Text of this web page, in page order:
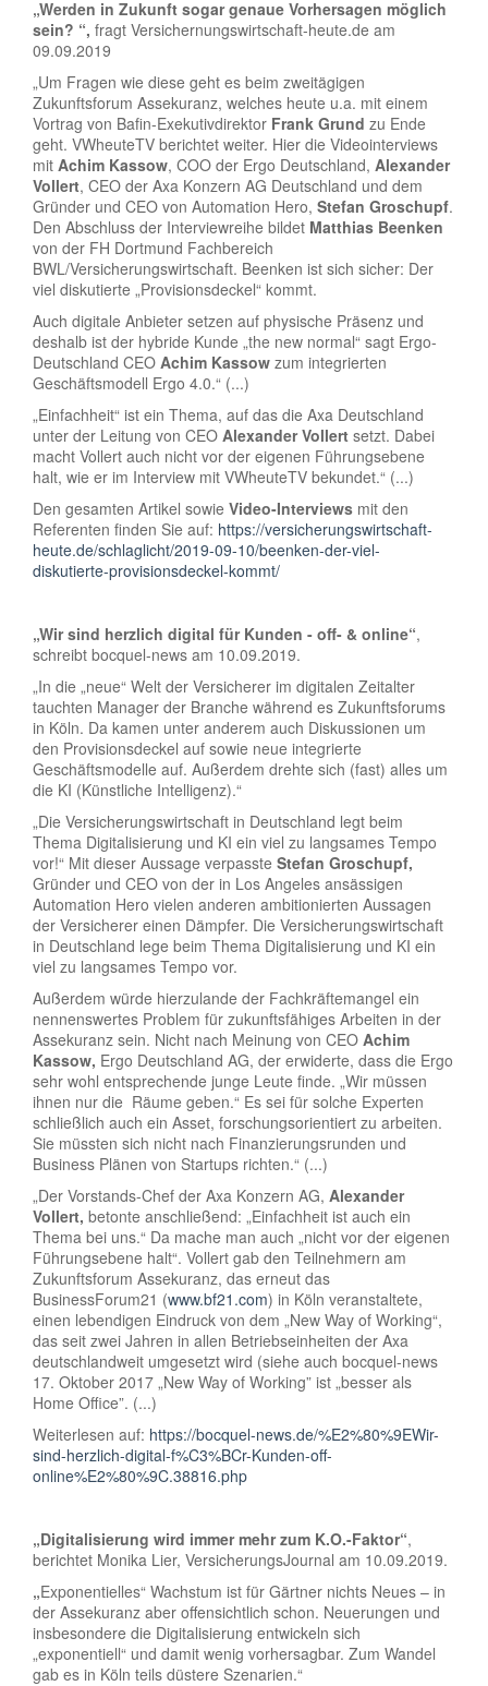
„Werden in Zukunft sogar genaue Vorhersagen möglich
sein? “, fragt Versichernungswirtschaft-heute.de am
09.09.2019
„Um Fragen wie diese geht es beim zweitägigen
Zukunftsforum Assekuranz, welches heute u.a. mit einem
Vortrag von Bafin-Exekutivdirektor Frank Grund zu Ende
geht. VWheuteTV berichtet weiter. Hier die Videointerviews
mit Achim Kassow, COO der Ergo Deutschland, Alexander
Vollert, CEO der Axa Konzern AG Deutschland und dem
Gründer und CEO von Automation Hero, Stefan Groschupf.
Den Abschluss der Interviewreihe bildet Matthias Beenken
von der FH Dortmund Fachbereich
BWL/Versicherungswirtschaft. Beenken ist sich sicher: Der
viel diskutierte „Provisionsdeckel“ kommt.
Auch digitale Anbieter setzen auf physische Präsenz und
deshalb ist der hybride Kunde „the new normal“ sagt Ergo-
Deutschland CEO Achim Kassow zum integrierten
Geschäftsmodell Ergo 4.0.“ (...)
„Einfachheit“ ist ein Thema, auf das die Axa Deutschland
unter der Leitung von CEO Alexander Vollert setzt. Dabei
macht Vollert auch nicht vor der eigenen Führungsebene
halt, wie er im Interview mit VWheuteTV bekundet.“ (...)
Den gesamten Artikel sowie Video-Interviews mit den
Referenten finden Sie auf: https://versicherungswirtschaft-
heute.de/schlaglicht/2019-09-10/beenken-der-viel-
diskutierte-provisionsdeckel-kommt/
„Wir sind herzlich digital für Kunden - off- & online“,
schreibt bocquel-news am 10.09.2019.
„In die „neue“ Welt der Versicherer im digitalen Zeitalter
tauchten Manager der Branche während es Zukunftsforums
in Köln. Da kamen unter anderem auch Diskussionen um
den Provisionsdeckel auf sowie neue integrierte
Geschäftsmodelle auf. Außerdem drehte sich (fast) alles um
die KI (Künstliche Intelligenz).“
„Die Versicherungswirtschaft in Deutschland legt beim
Thema Digitalisierung und KI ein viel zu langsames Tempo
vor!“ Mit dieser Aussage verpasste Stefan Groschupf,
Gründer und CEO von der in Los Angeles ansässigen
Automation Hero vielen anderen ambitionierten Aussagen
der Versicherer einen Dämpfer. Die Versicherungswirtschaft
in Deutschland lege beim Thema Digitalisierung und KI ein
viel zu langsames Tempo vor.
Außerdem würde hierzulande der Fachkräftemangel ein
nennenswertes Problem für zukunftsfähiges Arbeiten in der
Assekuranz sein. Nicht nach Meinung von CEO Achim
Kassow, Ergo Deutschland AG, der erwiderte, dass die Ergo
sehr wohl entsprechende junge Leute finde. „Wir müssen
ihnen nur die Räume geben.“ Es sei für solche Experten
schließlich auch ein Asset, forschungsorientiert zu arbeiten.
Sie müssten sich nicht nach Finanzierungsrunden und
Business Plänen von Startups richten.“ (...)
„Der Vorstands-Chef der Axa Konzern AG, Alexander
Vollert, betonte anschließend: „Einfachheit ist auch ein
Thema bei uns.“ Da mache man auch „nicht vor der eigenen
Führungsebene halt“. Vollert gab den Teilnehmern am
Zukunftsforum Assekuranz, das erneut das
BusinessForum21 (www.bf21.com) in Köln veranstaltete,
einen lebendigen Eindruck von dem „New Way of Working“,
das seit zwei Jahren in allen Betriebseinheiten der Axa
deutschlandweit umgesetzt wird (siehe auch bocquel-news
17. Oktober 2017 „New Way of Working” ist „besser als
Home Office”. (...)
Weiterlesen auf: https://bocquel-news.de/%E2%80%9EWir-
sind-herzlich-digital-f%C3%BCr-Kunden-off-
online%E2%80%9C.38816.php
„Digitalisierung wird immer mehr zum K.O.-Faktor“,
berichtet Monika Lier, VersicherungsJournal am 10.09.2019.
„Exponentielles“ Wachstum ist für Gärtner nichts Neues – in
der Assekuranz aber offensichtlich schon. Neuerungen und
insbesondere die Digitalisierung entwickeln sich
„exponentiell“ und damit wenig vorhersagbar. Zum Wandel
gab es in Köln teils düstere Szenarien.“